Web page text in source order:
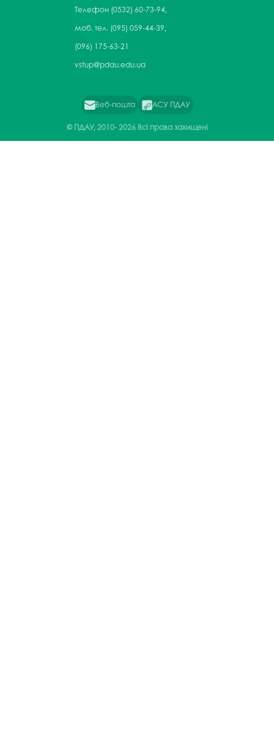
Телефон (0532) 60-73-94,
моб. тел. (095) 059-44-39,
(096) 175-63-21
vstup@pdau.edu.ua
Веб-пошта АСУ ПДАУ
© ПДАУ, 2010-2026 Всі права захищені